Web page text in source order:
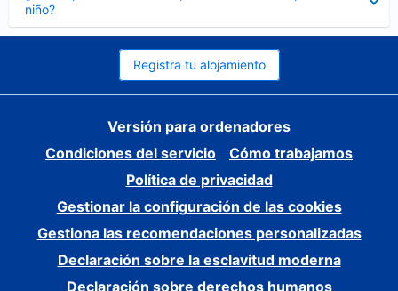
niño?
Registra tu alojamiento
Versión para ordenadores
Condiciones del servicio
Cómo trabajamos
Política de privacidad
Gestionar la configuración de las cookies
Gestiona las recomendaciones personalizadas
Declaración sobre la esclavitud moderna
Declaración sobre derechos humanos